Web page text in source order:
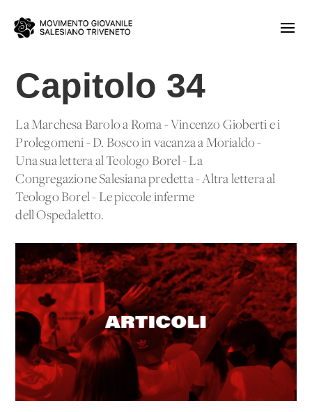
Capitolo 34
La Marchesa Barolo a Roma - Vincenzo Gioberti e i
Prolegomeni - D. Bosco in vacanza a Morialdo -
Una sua lettera al Teologo Borel - La
Congregazione Salesiana predetta - Altra lettera al
Teologo Borel - Le piccole inferme
dell'Ospedaletto.